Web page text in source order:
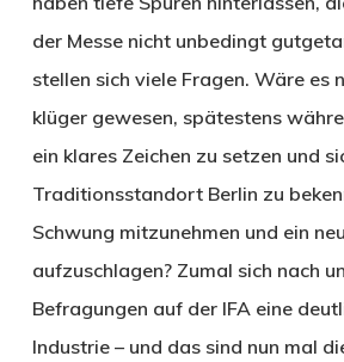
der Messe nicht unbedingt
stellen sich viele Fragen. Wäre es
klüger gewesen, spätestens
ein klares Zeichen zu setzen und
Traditionsstandort Berlin zu
Schwung mitzunehmen und ein
aufzuschlagen? Zumal sich nach
Befragungen auf der IFA eine
Industrie – und das sind nun mal